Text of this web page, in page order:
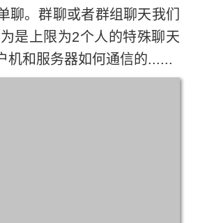
。群聊或者群组聊天我们
是上限为2个人的特殊聊天
和服务器如何通信的......